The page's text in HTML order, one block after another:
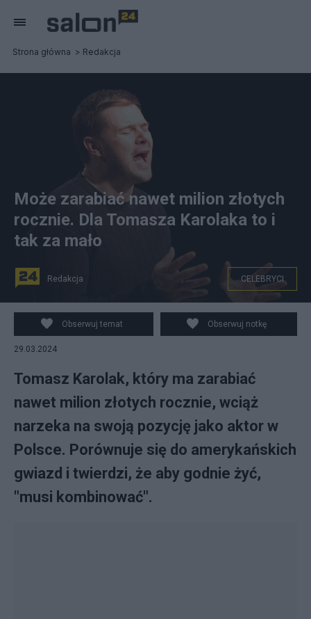
Strona główna Redakcja
na zdjęciu: Aktor Tomasz Karolak. fot. Mateusz
Nasternak - Teatr IMKA, CC BY 3.0
Może zarabiać nawet milion złotych
rocznie. Dla Tomasza Karolaka to i
tak za mało
Redakcja CELEBRYCI
Obserwuj temat Obserwuj notkę
29.03.2024
Tomasz Karolak, który ma zarabiać
nawet milion złotych rocznie, wciąż
narzeka na swoją pozycję jako aktor w
Polsce. Porównuje się do amerykańskich
gwiazd i twierdzi, że aby godnie żyć,
"musi kombinować".